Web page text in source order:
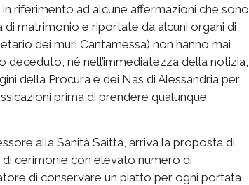
riferimento ad alcune affermazioni che sono
matrimonio e riportate da alcuni organi di
dei muri Cantamessa) non hanno mai
né nell’immediatezza della notizia,
della Procura e dei Nas di Alessandria per
prima di prendere qualunque
alla Sanità Saitta, arriva la proposta di
di cerimonie con elevato numero di
di conservare un piatto per ogni portata